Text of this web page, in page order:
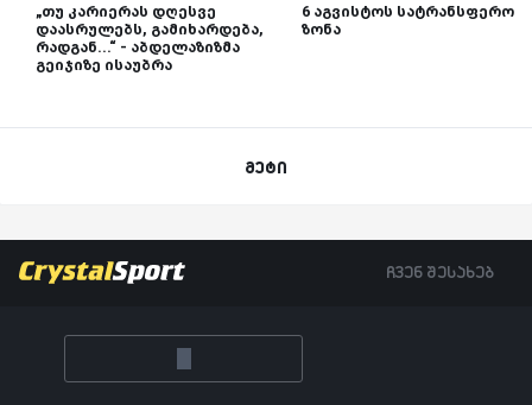
„თუ კარიერას დღესვე
დაასრულებს, გამიხარდება,
რადგან...“ - აბდელაზიზმა
გეიჯიზე ისაუბრა
6 აგვისტოს სატრანსფერო
ზონა
მეტი
ჩვენ შესახებ